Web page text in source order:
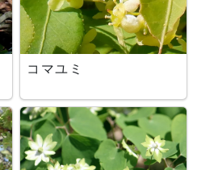
コマユミ